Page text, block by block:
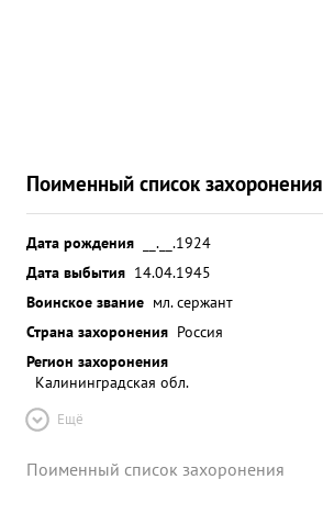
Поименный список захоронения
Дата рождения
__.__.1924
Дата выбытия 14.04.1945
Воинское звание мл. сержант
Страна захоронения Россия
Регион захоронения
Калининградская обл.
Ещё
Поименный список захоронения